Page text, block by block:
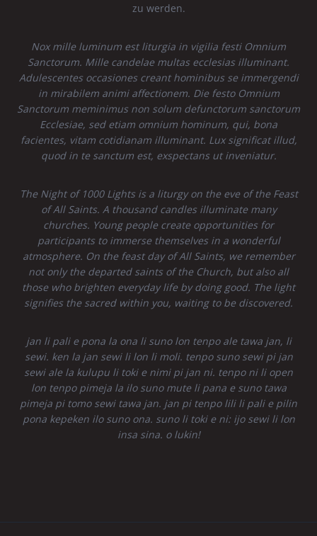
zu werden.
Nox mille luminum est liturgia in vigilia festi Omnium
Sanctorum. Mille candelae multas ecclesias illuminant.
Adulescentes occasiones creant hominibus se immergendi
in mirabilem animi affectionem. Die festo Omnium
Sanctorum meminimus non solum defunctorum sanctorum
Ecclesiae, sed etiam omnium hominum, qui, bona
facientes, vitam cotidianam illuminant. Lux significat illud,
quod in te sanctum est, exspectans ut inveniatur.
The Night of 1000 Lights is a liturgy on the eve of the Feast
of All Saints. A thousand candles illuminate many
churches. Young people create opportunities for
participants to immerse themselves in a wonderful
atmosphere. On the feast day of All Saints, we remember
not only the departed saints of the Church, but also all
those who brighten everyday life by doing good. The light
signifies the sacred within you, waiting to be discovered.
jan li pali e pona la ona li suno lon tenpo ale tawa jan, li
sewi. ken la jan sewi li lon li moli. tenpo suno sewi pi jan
sewi ale la kulupu li toki e nimi pi jan ni. tenpo ni li open
lon tenpo pimeja la ilo suno mute li pana e suno tawa
pimeja pi tomo sewi tawa jan. jan pi tenpo lili li pali e pilin
pona kepeken ilo suno ona. suno li toki e ni: ijo sewi li lon
insa sina. o lukin!